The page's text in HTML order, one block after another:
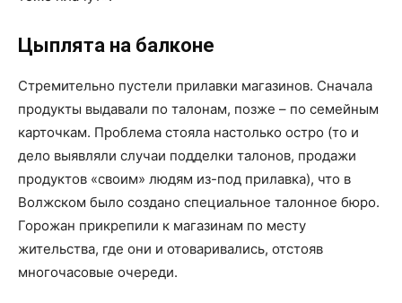
Цыплята на балконе
Стремительно пустели прилавки магазинов. Сначала
продукты выдавали по талонам, позже – по семейным
карточкам. Проблема стояла настолько остро (то и
дело выявляли случаи подделки талонов, продажи
продуктов «своим» людям из-под прилавка), что в
Волжском было создано специальное талонное бюро.
Горожан прикрепили к магазинам по месту
жительства, где они и отоваривались, отстояв
многочасовые очереди.